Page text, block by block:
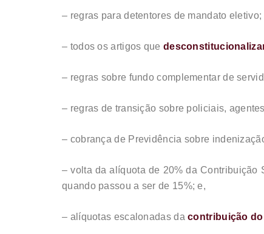
– regras para detentores de mandato eletivo;
– todos os artigos que
– regras sobre fundo complementar de
– regras de transição sobre policiais,
– cobrança de Previdência sobre
– volta da alíquota de 20% da Contribuição
quando passou a ser de 15%; e,
– alíquotas escalonadas dacontribuição